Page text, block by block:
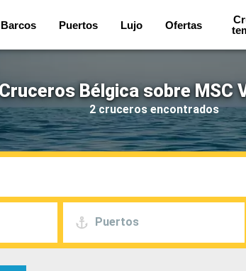
Barcos Puertos Lujo Ofertas
Bélgica sobre MSC
2 cruceros encontrados
Puertos